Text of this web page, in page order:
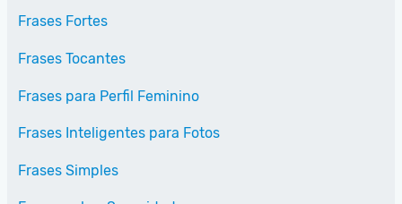
Frases Fortes
Frases Tocantes
Frases para Perfil Feminino
Frases Inteligentes para Fotos
Frases Simples